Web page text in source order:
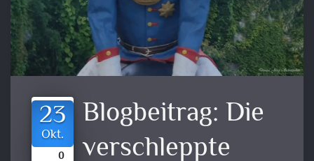
23
Okt.
0
Blogbeitrag: Die
verschleppte